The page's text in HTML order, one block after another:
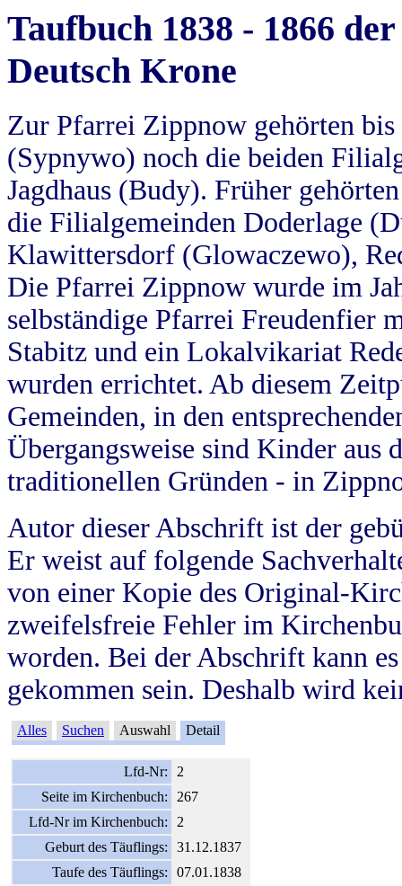
Taufbuch 1838 - 1866
Deutsch Krone
Zur Pfarrei Zippnow gehörten
(Sypnywo) noch die beiden
Jagdhaus (Budy). Früher
die Filialgemeinden Doderlage
Klawittersdorf (Glowaczewo),
Die Pfarrei Zippnow wurde im
selbständige Pfarrei Freudenfier
Stabitz und ein Lokalvikariat
wurden errichtet. Ab diesem
Gemeinden, in den
Übergangsweise sind Kinder aus
traditionellen Gründen - in
Autor dieser Abschrift ist der
Er weist auf folgende
von einer Kopie des Original-
zweifelsfreie Fehler im
worden. Bei der Abschrift kann
gekommen sein. Deshalb wird
Alles Suchen Auswahl Detail
Lfd-Nr:
2
Seite im Kirchenbuch:
267
Lfd-Nr im Kirchenbuch:
2
Geburt des Täuflings:
31.12.1837
Taufe des Täuflings:
07.01.1838